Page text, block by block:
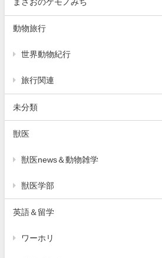
まさおのケモノみち
動物旅行
世界動物紀行
旅行関連
未分類
獣医
獣医news＆動物雑学
獣医学部
英語＆留学
ワーホリ